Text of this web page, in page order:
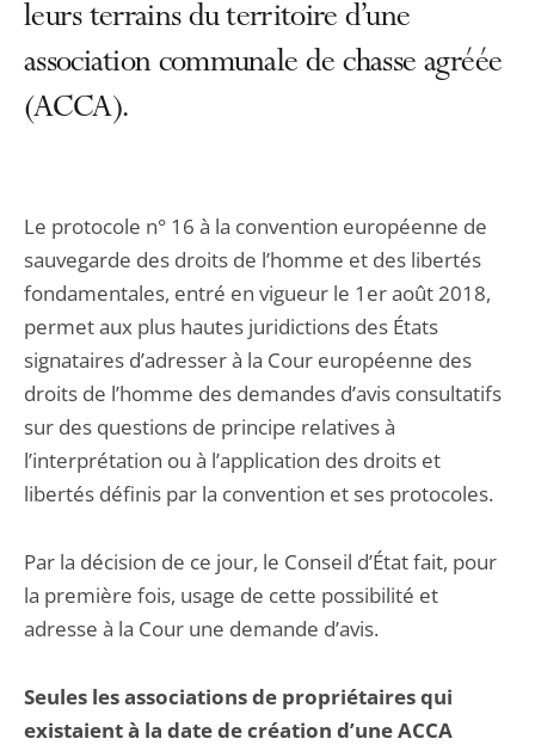
leurs terrains du territoire d’une
association communale de chasse agréée
(ACCA).
Le protocole n° 16 à la convention européenne de
sauvegarde des droits de l’homme et des libertés
fondamentales, entré en vigueur le 1er août 2018,
permet aux plus hautes juridictions des États
signataires d’adresser à la Cour européenne des
droits de l’homme des demandes d’avis consultatifs
sur des questions de principe relatives à
l’interprétation ou à l’application des droits et
libertés définis par la convention et ses protocoles.
Par la décision de ce jour, le Conseil d’État fait, pour
la première fois, usage de cette possibilité et
adresse à la Cour une demande d’avis.
Seules les associations de propriétaires qui
existaient à la date de création d’une ACCA